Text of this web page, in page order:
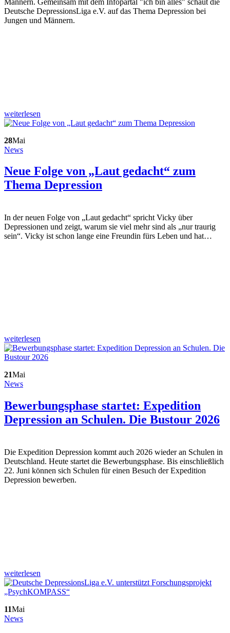
Deutsche DepressionsLiga e.V. auf das Thema Depression bei
Jungen und Männern.
weiterlesen
28Mai
News
Neue Folge von „Laut gedacht“ zum
Thema Depression
In der neuen Folge von „Laut gedacht“ spricht Vicky über
Depressionen und zeigt, warum sie viel mehr sind als „nur traurig
sein“. Vicky ist schon lange eine Freundin fürs Leben und hat…
weiterlesen
21Mai
News
Bewerbungsphase startet: Expedition
Depression an Schulen. Die Bustour 2026
Die Expedition Depression kommt auch 2026 wieder an Schulen in
Deutschland. Heute startet die Bewerbungsphase. Bis einschließlich
22. Juni können sich Schulen für einen Besuch der Expedition
Depression bewerben.
weiterlesen
11Mai
News